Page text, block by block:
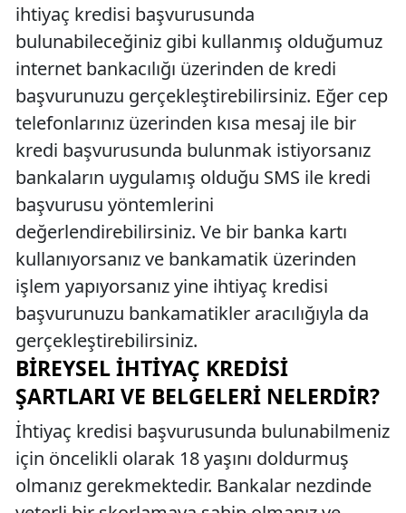
ihtiyaç kredisi başvurusunda
bulunabileceğiniz gibi kullanmış olduğumuz
internet bankacılığı üzerinden de kredi
başvurunuzu gerçekleştirebilirsiniz. Eğer cep
telefonlarınız üzerinden kısa mesaj ile bir
kredi başvurusunda bulunmak istiyorsanız
bankaların uygulamış olduğu SMS ile kredi
başvurusu yöntemlerini
değerlendirebilirsiniz. Ve bir banka kartı
kullanıyorsanız ve bankamatik üzerinden
işlem yapıyorsanız yine ihtiyaç kredisi
başvurunuzu bankamatikler aracılığıyla da
gerçekleştirebilirsiniz.
BIREYSEL İHTIYAÇ KREDISI
ŞARTLARI VE BELGELERI NELERDIR?
İhtiyaç kredisi başvurusunda bulunabilmeniz
için öncelikli olarak 18 yaşını doldurmuş
olmanız gerekmektedir. Bankalar nezdinde